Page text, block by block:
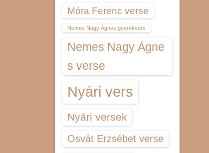
Móra Ferenc verse
Nemes Nagy Ágnes gyerekvers
Nemes Nagy Ágne
s verse
Nyári vers
Nyári versek
Osvát Erzsébet verse